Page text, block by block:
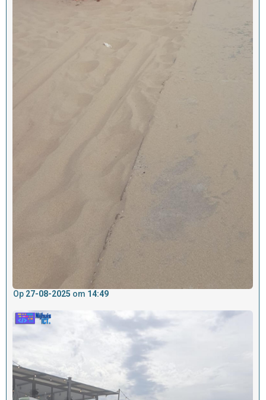
Op 27-08-2025 om 14:49